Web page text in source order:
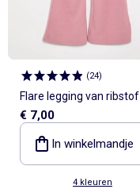
(24)
Flare legging van ribstof
€ 7,00
In winkelmandje
4 kleuren